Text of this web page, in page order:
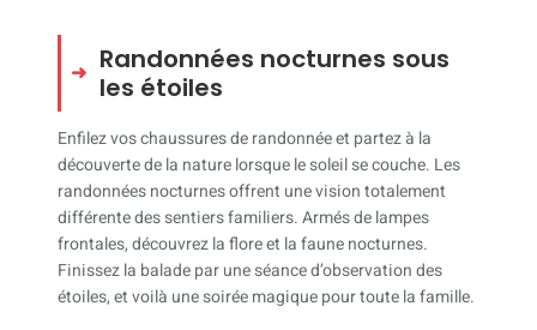
Randonnées nocturnes sous
les étoiles
Enfilez vos chaussures de randonnée et partez à la
découverte de la nature lorsque le soleil se couche. Les
randonnées nocturnes offrent une vision totalement
différente des sentiers familiers. Armés de lampes
frontales, découvrez la flore et la faune nocturnes.
Finissez la balade par une séance d’observation des
étoiles, et voilà une soirée magique pour toute la famille.